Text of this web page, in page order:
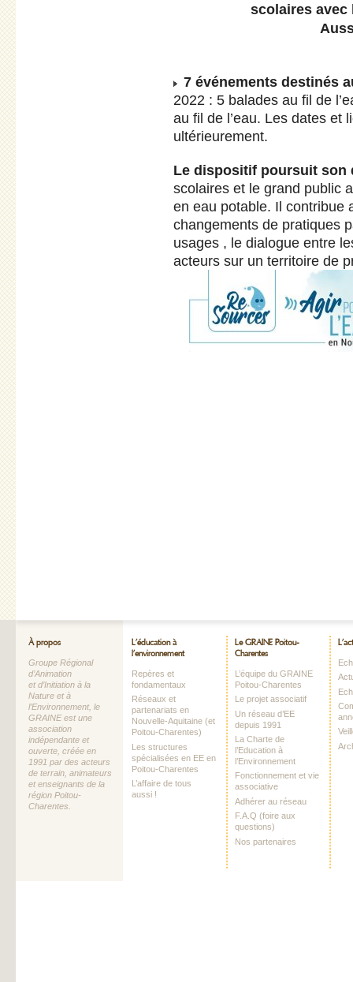
scolaires avec
7 événements destinés
2022 : 5 balades au fil de
au fil de l’eau. Les dates et
ultérieurement.
Le dispositif poursuit son
scolaires et le grand public
en eau potable. Il contribue
changements de pratiques
usages , le dialogue entre
acteurs sur un territoire de
À propos
Groupe Régional
d’Animation
et d’Initiation à la
Nature et à
l’Environnement, le
GRAINE est une
association
indépendante et
ouverte, créée en
1991 par des acteurs
de terrain, animateurs
et enseignants de la
région Poitou-
Charentes.
L’éducation à
l’environnement
Repères et
fondamentaux
Réseaux et
partenariats en
Nouvelle-Aquitaine (et
Poitou-Charentes)
Les structures
spécialisées en EE en
Poitou-Charentes
L’affaire de tous
aussi !
Le GRAINE Poitou-
Charentes
L’équipe du GRAINE
Poitou-Charentes
Le projet associatif
Un réseau d’EE
depuis 1991
La Charte de
l’Education à
l’Environnement
Fonctionnement et vie
associative
Adhérer au réseau
F.A.Q (foire aux
questions)
Nos partenaires